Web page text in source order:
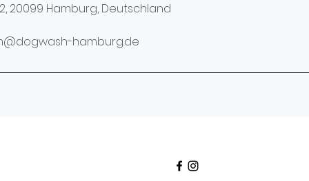
20099 Hamburg, Deutschland
hamburg.de